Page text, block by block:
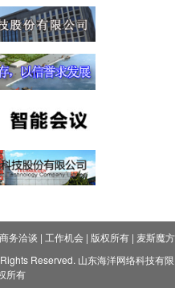
商务洽谈 | 工作机会| 版权所有| 麦斯魔方
Reserved. 山东海洋网络科技有限
所有